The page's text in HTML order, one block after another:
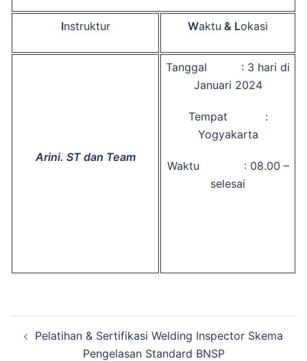
Instruktur Waktu & Lokasi
Arini. ST dan Team
Tanggal : 3 hari di
Januari 2024
Tempat :
Yogyakarta
Waktu : 08.00 –
selesai
navigation
Pelatihan & Sertifikasi Welding Inspector Skema
Pengelasan Standard BNSP